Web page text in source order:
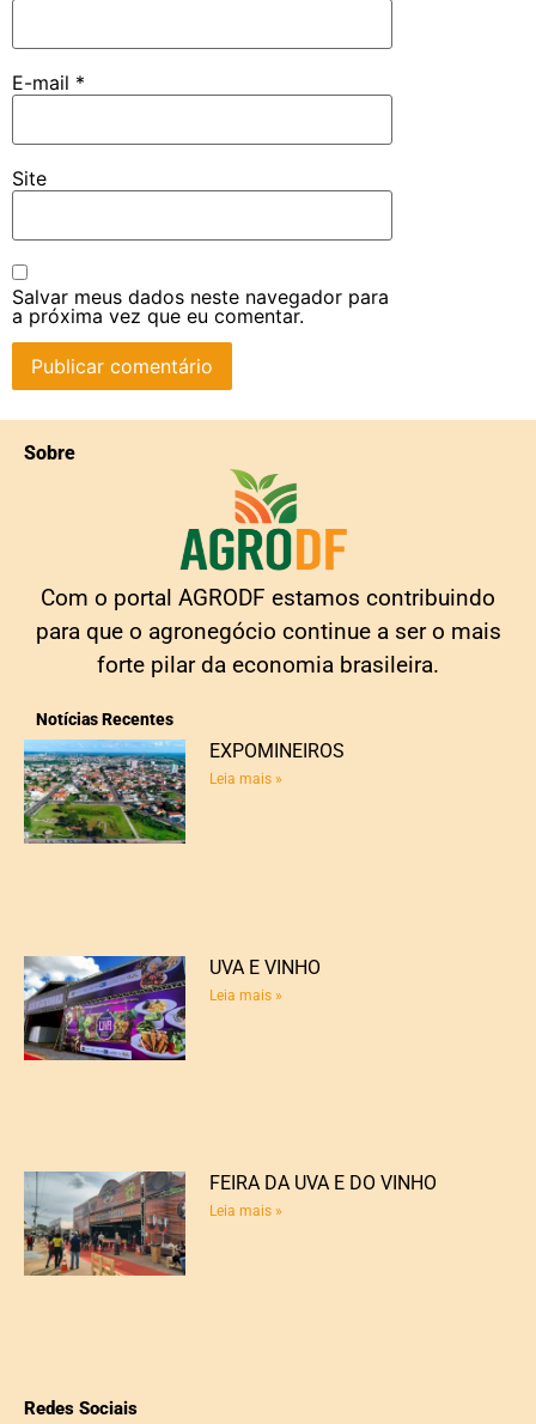
E-mail *
Site
Salvar meus dados neste navegador para
a próxima vez que eu comentar.
Sobre
Com o portal AGRODF estamos contribuindo
para que o agronegócio continue a ser o mais
forte pilar da economia brasileira.
Notícias Recentes
EXPOMINEIROS
Leia mais »
UVA E VINHO
Leia mais »
FEIRA DA UVA E DO VINHO
Leia mais »
Redes Sociais